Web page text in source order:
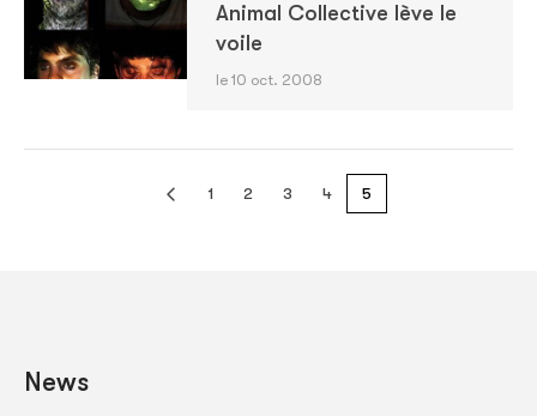
Animal Collective lève le
voile
le 10 oct. 2008
1 2 3 4 5
News